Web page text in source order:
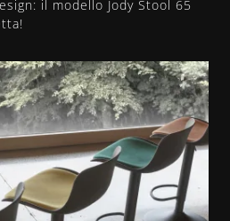
il modello Jody Stool 65